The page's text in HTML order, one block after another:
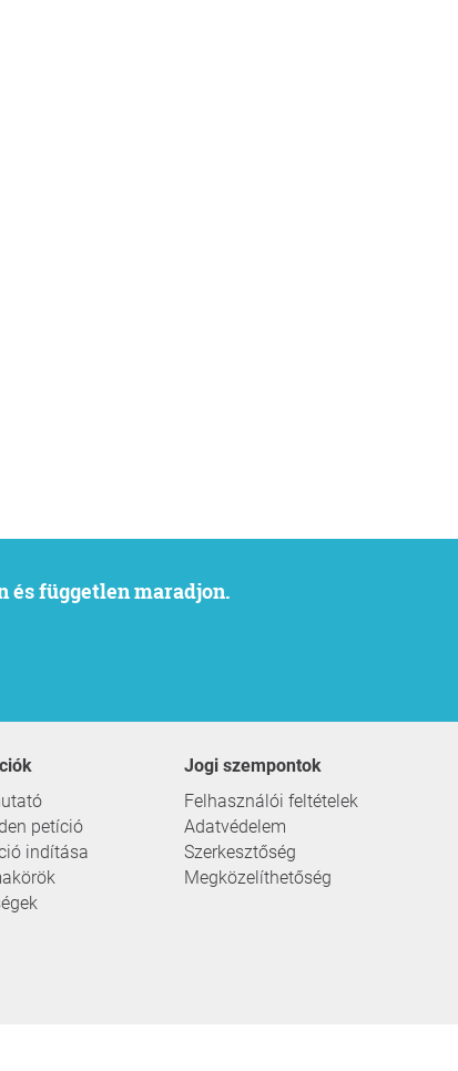
és független maradjon.
petíció
indítása
Jogi szempontok
Felhasználói feltételek
Adatvédelem
Szerkesztőség
Megközelíthetőség